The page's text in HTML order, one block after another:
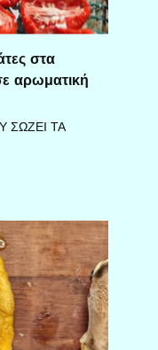
στα
αρωματική
ΣΩΖΕΙ ΤΑ